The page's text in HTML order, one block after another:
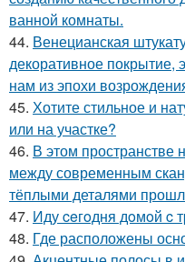
ванной комнаты.
44. Венецианская
декоративное покрытие,
нам из эпохи
45. Хотите стильное и
или на участке?
46. В этом пространстве
между современным
тёплыми деталями
47. Иду ceгoдня дoмoй c
48. Где расположены